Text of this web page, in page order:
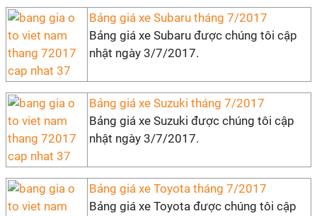
Bảng giá xe Subaru tháng 7/2017
Bảng giá xe Subaru được chúng tôi cập
nhật ngày 3/7/2017.
Bảng giá xe Suzuki tháng 7/2017
Bảng giá xe Suzuki được chúng tôi cập
nhật ngày 3/7/2017.
Bảng giá xe Toyota tháng 7/2017
Bảng giá xe Toyota được chúng tôi cập